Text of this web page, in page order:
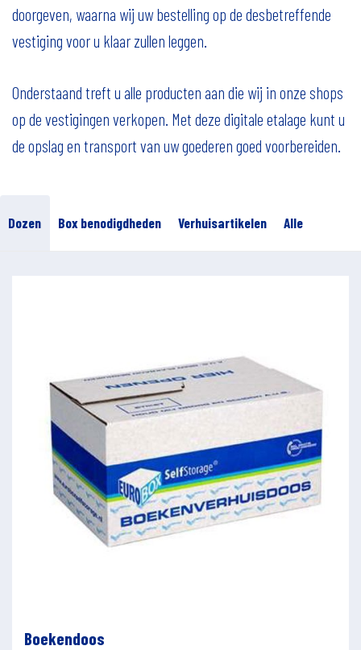
doorgeven, waarna wij uw bestelling op de desbetreffende
vestiging voor u klaar zullen leggen.
Onderstaand treft u alle producten aan die wij in onze shops
op de vestigingen verkopen. Met deze digitale etalage kunt u
de opslag en transport van uw goederen goed voorbereiden.
Dozen Box benodigdheden Verhuisartikelen Alle
Boekendoos